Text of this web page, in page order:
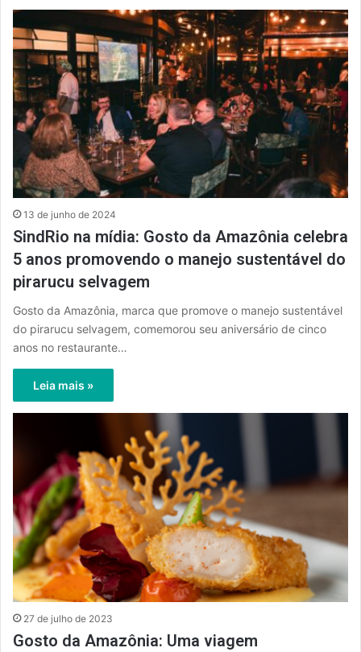
13 de junho de 2024
SindRio na mídia: Gosto da Amazônia celebra
5 anos promovendo o manejo sustentável do
pirarucu selvagem
Gosto da Amazônia, marca que promove o manejo sustentável
do pirarucu selvagem, comemorou seu aniversário de cinco
anos no restaurante…
Leia mais »
27 de julho de 2023
Gosto da Amazônia: Uma viagem